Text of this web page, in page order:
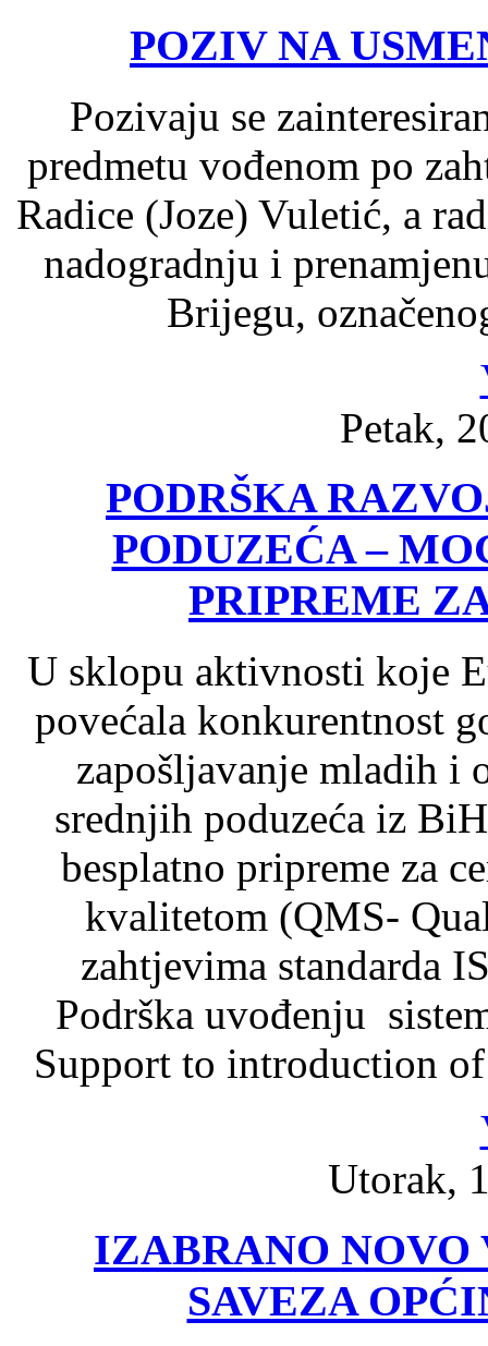
POZIV NA
Pozivaju se
predmetu vođenom po
Radice (Joze) Vuletić, a
nadogradnju i
Brijegu,
Petak,
PODRŠKA
PODUZEĆA –
PRIPREME
U sklopu aktivnosti koje
povećala konkurentnost
zapošljavanje mladih i
srednjih poduzeća iz
besplatno pripreme za
kvalitetom (QMS-
zahtjevima standarda
Podrška uvođenju
Support to introduction
Utorak,
IZABRANO NOVO
SAVEZA